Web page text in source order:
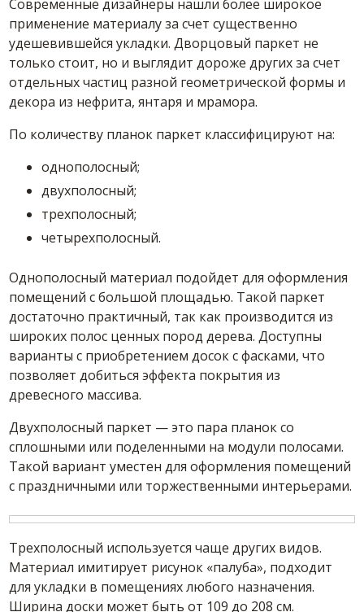
Современные дизайнеры нашли более широкое
применение материалу за счет существенно
удешевившейся укладки. Дворцовый паркет не
только стоит, но и выглядит дороже других за счет
отдельных частиц разной геометрической формы и
декора из нефрита, янтаря и мрамора.
По количеству планок паркет классифицируют на:
однополосный;
двухполосный;
трехполосный;
четырехполосный.
Однополосный материал подойдет для оформления
помещений с большой площадью. Такой паркет
достаточно практичный, так как производится из
широких полос ценных пород дерева. Доступны
варианты с приобретением досок с фасками, что
позволяет добиться эффекта покрытия из
древесного массива.
Двухполосный паркет — это пара планок со
сплошными или поделенными на модули полосами.
Такой вариант уместен для оформления помещений
с праздничными или торжественными интерьерами.
Трехполосный используется чаще других видов.
Материал имитирует рисунок «палуба», подходит
для укладки в помещениях любого назначения.
Ширина доски может быть от 109 до 208 см.